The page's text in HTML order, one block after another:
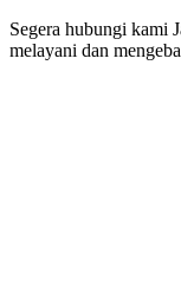
Segera hubungi kami
melayani dan